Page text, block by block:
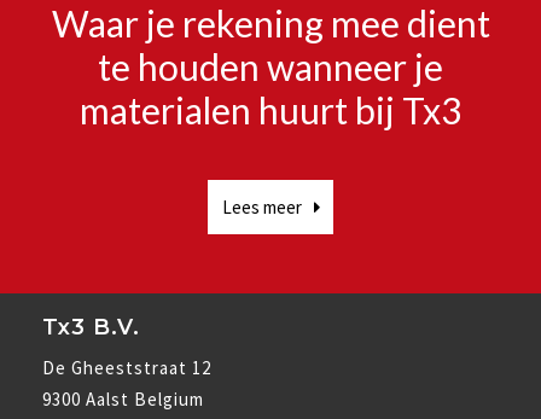
Waar je rekening mee dient
te houden wanneer je
materialen huurt bij Tx3
Lees meer
Tx3 B.V.
De Gheeststraat 12
9300 Aalst Belgium